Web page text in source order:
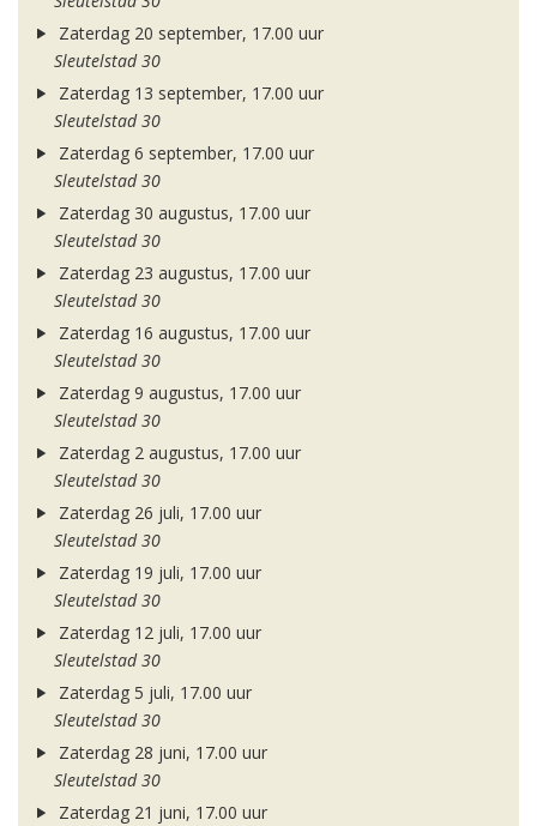
Zaterdag 20 september, 17.00 uur
Sleutelstad 30
Zaterdag 13 september, 17.00 uur
Sleutelstad 30
Zaterdag 6 september, 17.00 uur
Sleutelstad 30
Zaterdag 30 augustus, 17.00 uur
Sleutelstad 30
Zaterdag 23 augustus, 17.00 uur
Sleutelstad 30
Zaterdag 16 augustus, 17.00 uur
Sleutelstad 30
Zaterdag 9 augustus, 17.00 uur
Sleutelstad 30
Zaterdag 2 augustus, 17.00 uur
Sleutelstad 30
Zaterdag 26 juli, 17.00 uur
Sleutelstad 30
Zaterdag 19 juli, 17.00 uur
Sleutelstad 30
Zaterdag 12 juli, 17.00 uur
Sleutelstad 30
Zaterdag 5 juli, 17.00 uur
Sleutelstad 30
Zaterdag 28 juni, 17.00 uur
Sleutelstad 30
Zaterdag 21 juni, 17.00 uur